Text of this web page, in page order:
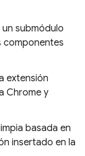
un submódulo
componentes
extensión
Chrome y
basada en
insertado en la